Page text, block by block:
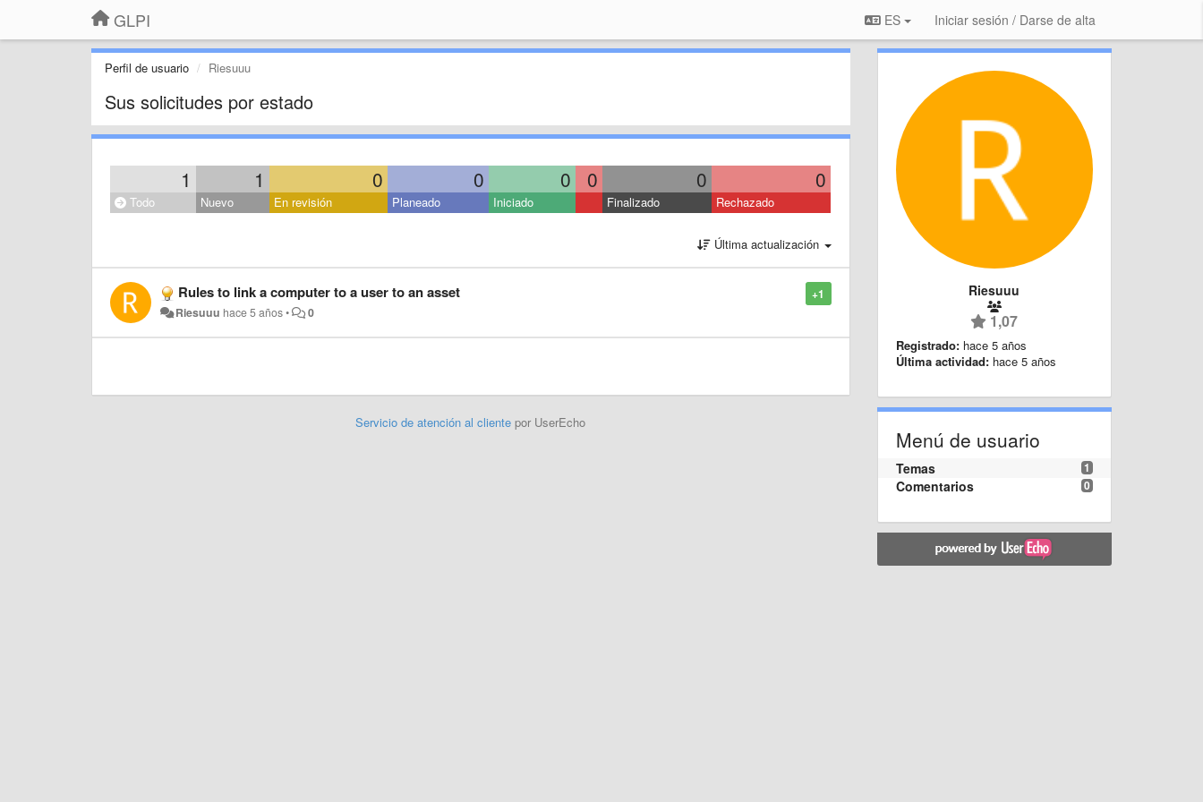
GLPI ES Iniciar sesión / Darse de alta
Perfil de usuario Riesuuu
Sus solicitudes por estado
1 1 0 0 0 0 0 0
Todo Nuevo En revisión Planeado Iniciado Finalizado Rechazado
Última actualización
+1
Rules to link a computer to a user to an asset
Riesuuu hace 5 años• 0
Servicio de atención al clientepor UserEcho
Riesuuu
1,07
Registrado: hace 5 años
Última actividad: hace 5 años
Menú de usuario
1
Temas
0
Comentarios